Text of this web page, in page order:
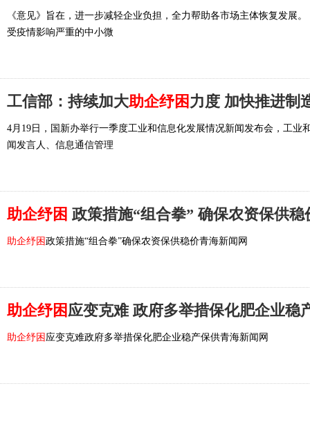
《意见》旨在，进一步减轻企业负担，全力帮助各市场主体恢复发展
受疫情影响严重的中小微
工信部：持续加大助企纾困 力度 加快推进制
4月19日，国新办举行一季度工业和信息化发展情况新闻发布会，工
闻发言人、信息通信管理
助企纾困 政策措施“组合拳” 确保农资保供稳
助企纾困 政策措施“组合拳”确保农资保供稳价青海新闻网
助企纾困 应变克难 政府多举措保化肥企业稳
助企纾困 应变克难政府多举措保化肥企业稳产保供青海新闻网